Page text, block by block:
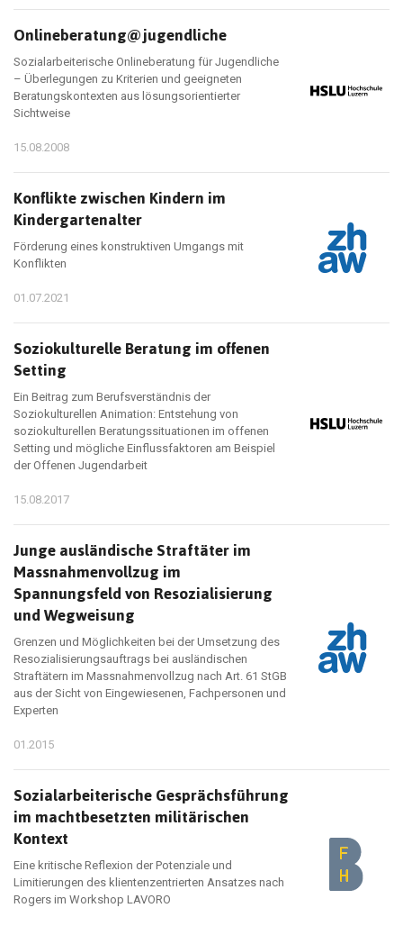
Onlineberatung@jugendliche
Sozialarbeiterische Onlineberatung für Jugendliche
– Überlegungen zu Kriterien und geeigneten
Beratungskontexten aus lösungsorientierter
Sichtweise
15.08.2008
Konflikte zwischen Kindern im
Kindergartenalter
Förderung eines konstruktiven Umgangs mit
Konflikten
01.07.2021
Soziokulturelle Beratung im offenen
Setting
Ein Beitrag zum Berufsverständnis der
Soziokulturellen Animation: Entstehung von
soziokulturellen Beratungssituationen im offenen
Setting und mögliche Einflussfaktoren am Beispiel
der Offenen Jugendarbeit
15.08.2017
Junge ausländische Straftäter im
Massnahmenvollzug im
Spannungsfeld von Resozialisierung
und Wegweisung
Grenzen und Möglichkeiten bei der Umsetzung des
Resozialisierungsauftrags bei ausländischen
Straftätern im Massnahmenvollzug nach Art. 61 StGB
aus der Sicht von Eingewiesenen, Fachpersonen und
Experten
01.2015
Sozialarbeiterische Gesprächsführung
im machtbesetzten militärischen
Kontext
Eine kritische Reflexion der Potenziale und
Limitierungen des klientenzentrierten Ansatzes nach
Rogers im Workshop LAVORO